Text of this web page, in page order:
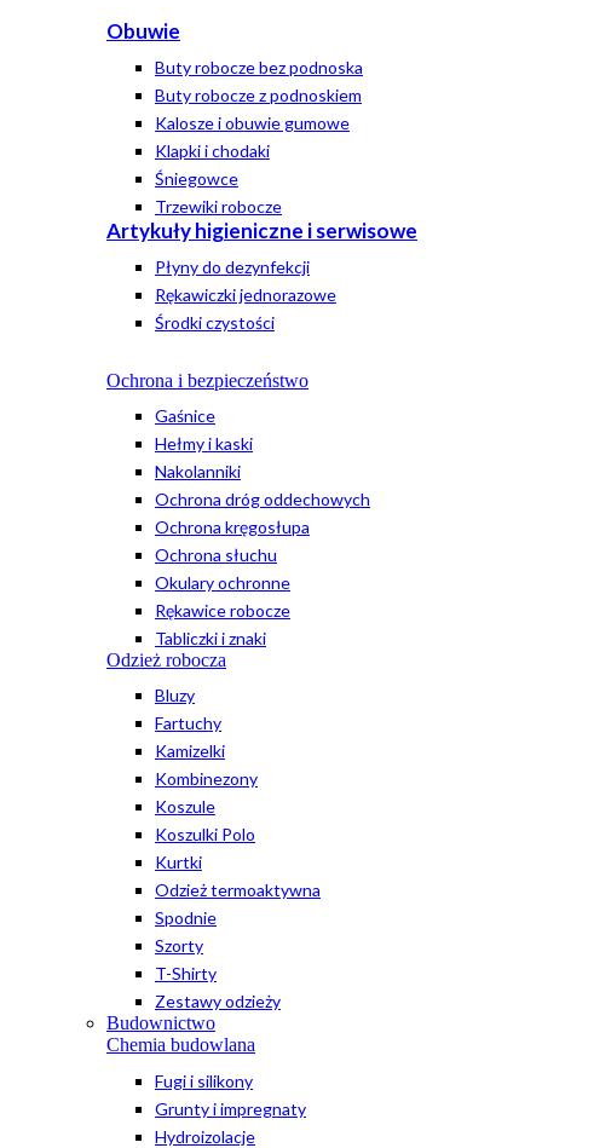
Obuwie
Buty robocze bez podnoska
Buty robocze z podnoskiem
Kalosze i obuwie gumowe
Klapki i chodaki
Śniegowce
Trzewiki robocze
Artykuły higieniczne i serwisowe
Płyny do dezynfekcji
Rękawiczki jednorazowe
Środki czystości
Ochrona i bezpieczeństwo
Gaśnice
Hełmy i kaski
Nakolanniki
Ochrona dróg oddechowych
Ochrona kręgosłupa
Ochrona słuchu
Okulary ochronne
Rękawice robocze
Tabliczki i znaki
Odzież robocza
Bluzy
Fartuchy
Kamizelki
Kombinezony
Koszule
Koszulki Polo
Kurtki
Odzież termoaktywna
Spodnie
Szorty
T-Shirty
Zestawy odzieży
Budownictwo
Chemia budowlana
Fugi i silikony
Grunty i impregnaty
Hydroizolacje